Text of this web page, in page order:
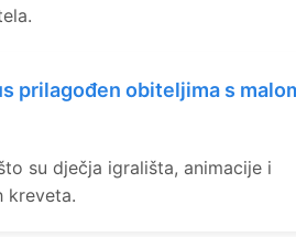
prilagođen obiteljima s
su dječja igrališta, animacije i
kreveta.